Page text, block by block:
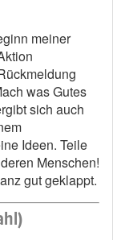
meiner
was Gutes
sich auch
Ideen. Teile
Menschen!
gut geklappt.